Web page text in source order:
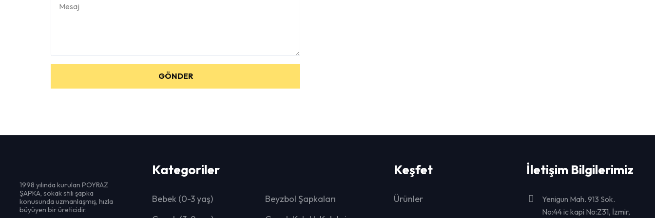
GÖNDER
1998 yılında kurulan POYRAZ
ŞAPKA, sokak stili şapka
konusunda uzmanlaşmış, hızla
büyüyen bir üreticidir.
Kategoriler
Bebek (0-3 yaş)
Beyzbol Şapkaları
Keşfet
Ürünler
İletişim Bilgilerimiz
Yenigun Mah. 913 Sok.
No:44 ic kapi No:Z31, İzmir,